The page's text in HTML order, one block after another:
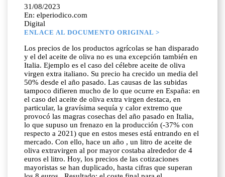
31/08/2023
En: elperiodico.com
Digital
ENLACE AL DOCUMENTO ORIGINAL >
Los precios de los productos agrícolas se han disparado
y el del aceite de oliva no es una excepción también en
Italia. Ejemplo es el caso del célebre aceite de oliva
virgen extra italiano. Su precio ha crecido un media del
50% desde el año pasado. Las causas de las subidas
tampoco difieren mucho de lo que ocurre en España: en
el caso del aceite de oliva extra virgen destaca, en
particular, la gravísima sequía y calor extremo que
provocó las magras cosechas del año pasado en Italia,
lo que supuso un frenazo en la producción (-37% con
respecto a 2021) que en estos meses está entrando en el
mercado. Con ello, hace un año , un litro de aceite de
oliva extravirgen al por mayor costaba alrededor de 4
euros el litro. Hoy, los precios de las cotizaciones
mayoristas se han duplicado, hasta cifras que superan